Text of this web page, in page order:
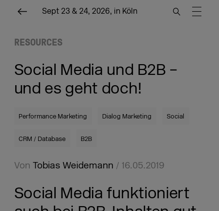
Sept 23 & 24, 2026, in Köln
RESOURCES
Social Media und B2B –
und es geht doch!
Performance Marketing Dialog Marketing Social
CRM / Database B2B
Von Tobias Weidemann / 16.05.2019
Social Media funktioniert